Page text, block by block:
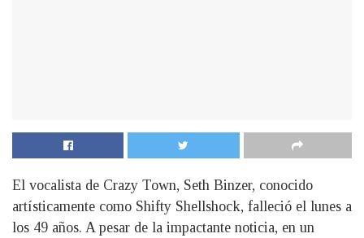
El vocalista de Crazy Town, Seth Binzer, conocido
artísticamente como Shifty Shellshock, falleció el lunes a
los 49 años. A pesar de la impactante noticia, en un